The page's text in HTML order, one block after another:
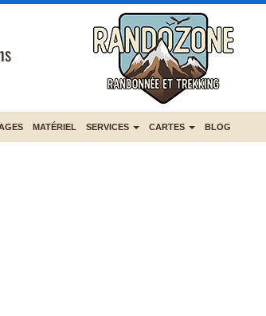
MATÉRIEL SERVICES CARTES BLOG